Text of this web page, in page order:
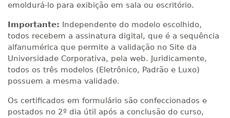
emoldurá-lo para exibição em sala ou escritório.
Importante: Independente do modelo escolhido,
todos recebem a assinatura digital, que é a sequência
alfanumérica que permite a validação no Site da
Universidade Corporativa, pela web. Juridicamente,
todos os três modelos (Eletrônico, Padrão e Luxo)
possuem a mesma validade.
Os certificados em formulário são confeccionados e
postados no 2º dia útil após a conclusão do curso,